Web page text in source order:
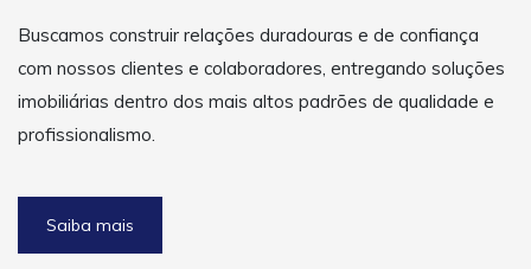
Buscamos construir relações duradouras e de confiança
com nossos clientes e colaboradores, entregando soluções
imobiliárias dentro dos mais altos padrões de qualidade e
profissionalismo.
Saiba mais